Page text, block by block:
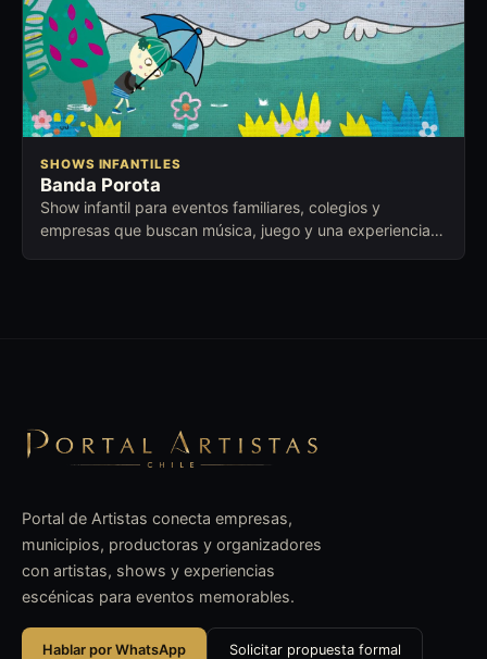
SHOWS INFANTILES
Banda Porota
Show infantil para eventos familiares, colegios y
empresas que buscan música, juego y una experiencia
Portal de Artistas conecta empresas,
municipios, productoras y organizadores
con artistas, shows y experiencias
escénicas para eventos memorables.
Hablar por WhatsApp Solicitar propuesta formal